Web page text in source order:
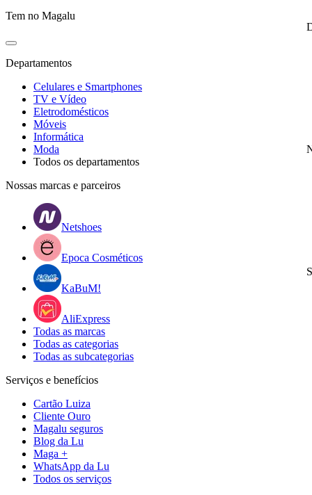
Tem no Magalu
Departamentos
Celulares e Smartphones
TV e Vídeo
Eletrodomésticos
Móveis
Informática
Moda
Todos os departamentos
Nossas marcas e parceiros
Netshoes
Epoca Cosméticos
KaBuM!
AliExpress
Todas as marcas
Todas as categorias
Todas as subcategorias
Serviços e benefícios
Cartão Luiza
Cliente Ouro
Magalu seguros
Blog da Lu
Maga +
WhatsApp da Lu
Todos os serviços